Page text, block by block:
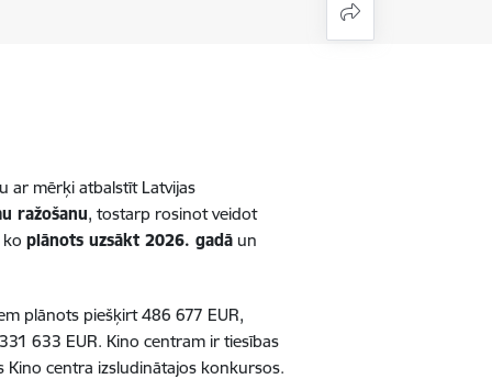
ar mērķi atbalstīt Latvijas
ražošanu, tostarp rosinot veidot
koplānots uzsākt 2026. gadā un
plānots piešķirt 486 677 EUR,
633 EUR. Kino centram ir tiesības
centra izsludinātajos konkursos.